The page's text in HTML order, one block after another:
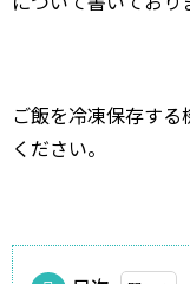
ご飯を冷凍保存す
ください。